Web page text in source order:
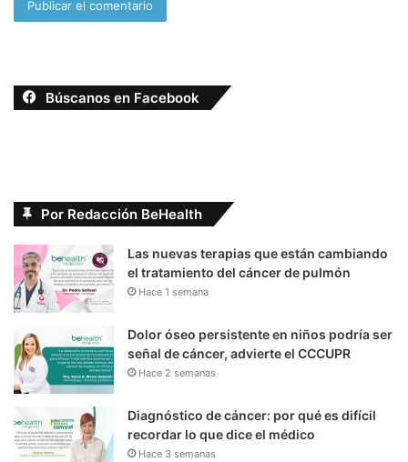
Búscanos en Facebook
Por Redacción BeHealth
Las nuevas terapias que están cambiando
el tratamiento del cáncer de pulmón
Hace 1 semana
Dolor óseo persistente en niños podría ser
señal de cáncer, advierte el CCCUPR
Hace 2 semanas
Diagnóstico de cáncer: por qué es difícil
recordar lo que dice el médico
Hace 3 semanas